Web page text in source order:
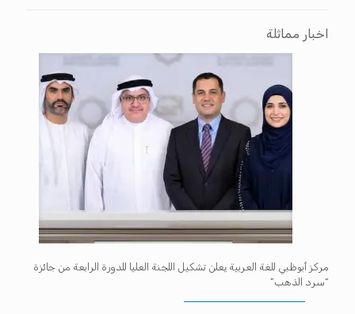
اخبار مماثلة
مركز أبوظبي للغة العربية يعلن تشكيل اللجنة العليا للدورة الرابعة من جائزة
“سرد الذهب”